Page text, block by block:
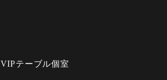
VIPテーブル個室